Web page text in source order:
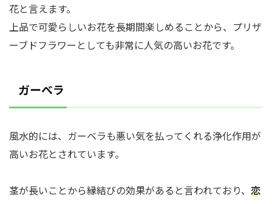
花と言えます。
上品で可愛らしいお花を長期間楽しめることから、プリザ
ーブドフラワーとしても非常に人気の高いお花です。
ガーベラ
風水的には、ガーベラも悪い気を払ってくれる浄化作用が
高いお花とされています。
茎が長いことから縁結びの効果があると言われており、 恋